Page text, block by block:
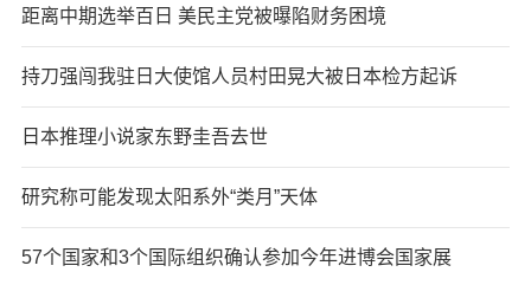
距离中期选举百日 美民主党被曝陷财务困境
持刀强闯我驻日大使馆人员村田晃大被日本检方起诉
日本推理小说家东野圭吾去世
研究称可能发现太阳系外“类月”天体
57个国家和3个国际组织确认参加今年进博会国家展